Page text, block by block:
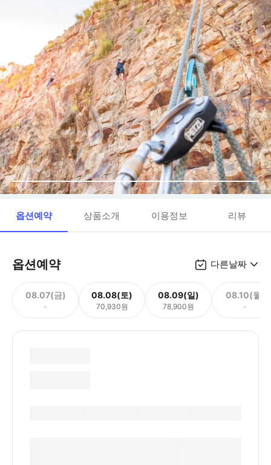
옵션예약 상품소개 이용정보 리뷰
옵션예약 다른날짜
08.07(금)
-
08.08(토)
70,930원
08.09(일)
78,900원
08.10(월)
-